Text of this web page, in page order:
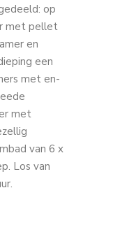
op
met pellet
en
een
met en-
met
van 6 x
Los van